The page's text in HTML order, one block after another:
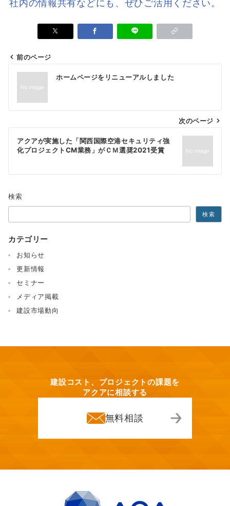
社内の情報共有などにも、ぜひご活⽤ください。
投
ナ
ゲ
ー
ン
前のページ
ホームページをリニューアルしました
次のページ
アクアが実施した「関西国際空港セキュリティ強
化プロジェクトCM業務」がＣＭ選奨2021受賞
検索
検索
カテゴリー
お知らせ
更新情報
セミナー
メディア掲載
建設市場動向
建設コスト、プロジェクトの課題を
アクアに相談する
無料相談